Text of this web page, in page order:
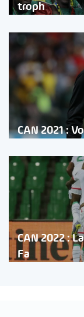
troph
CAN 2021 :
CAN 2022 :
Fa